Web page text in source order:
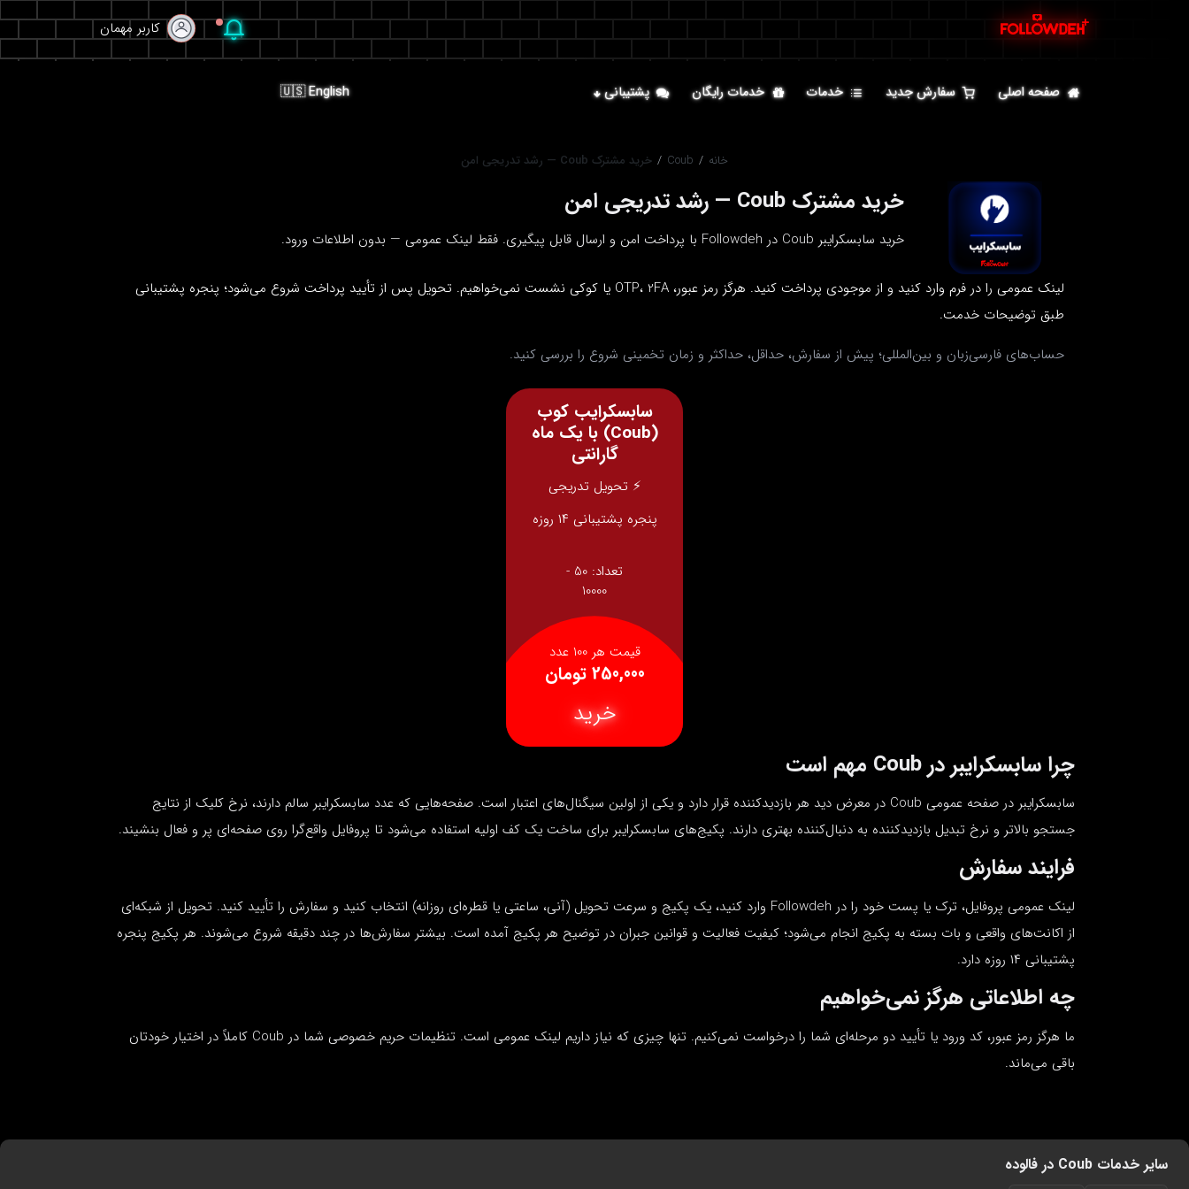
کاربر مهمان
صفحه اصلی سفارش جدید خدمات خدمات رایگان پشتیبانی 🇺🇸 English
کاربر مهمان
خانه /
Coub
/ خرید مشترک Coub — رشد تدریجی امن
خرید مشترک Coub — رشد تدریجی امن
خرید سابسکرایبر Coub در Followdeh با پرداخت امن و ارسال قابل پیگیری. فقط لینک عمومی — بدون اطلاعات ورود.
لینک عمومی را در فرم وارد کنید و از موجودی پرداخت کنید. هرگز رمز عبور، OTP، 2FA یا کوکی نشست نمی‌خواهیم. تحویل پس از تأیید پرداخت شروع می‌شود؛ پنجره پشتیبانی
طبق توضیحات خدمت.
حساب‌های فارسی‌زبان و بین‌المللی؛ پیش از سفارش، حداقل، حداکثر و زمان تخمینی شروع را بررسی کنید.
سابسکرایب کوب
(Coub) با یک ماه
گارانتی
⚡ تحویل تدریجی
پنجره پشتیبانی ۱۴ روزه
تعداد:
50 -
10000
قیمت هر 100 عدد
250,000 تومان
خرید
چرا سابسکرایبر در Coub مهم است
سابسکرایبر در صفحه عمومی Coub در معرض دید هر بازدیدکننده قرار دارد و یکی از اولین سیگنال‌های اعتبار است. صفحه‌هایی که عدد سابسکرایبر سالم دارند، نرخ کلیک از نتایج
جستجو بالاتر و نرخ تبدیل بازدیدکننده به دنبال‌کننده بهتری دارند. پکیج‌های سابسکرایبر برای ساخت یک کف اولیه استفاده می‌شود تا پروفایل واقع‌گرا روی صفحه‌ای پر و فعال بنشیند.
فرایند سفارش
لینک عمومی پروفایل، ترک یا پست خود را در Followdeh وارد کنید، یک پکیج و سرعت تحویل (آنی، ساعتی یا قطره‌ای روزانه) انتخاب کنید و سفارش را تأیید کنید. تحویل از شبکه‌ای
از اکانت‌های واقعی و بات بسته به پکیج انجام می‌شود؛ کیفیت فعالیت و قوانین جبران در توضیح هر پکیج آمده است. بیشتر سفارش‌ها در چند دقیقه شروع می‌شوند. هر پکیج پنجره
پشتیبانی ۱۴ روزه دارد.
چه اطلاعاتی هرگز نمی‌خواهیم
ما هرگز رمز عبور، کد ورود یا تأیید دو مرحله‌ای شما را درخواست نمی‌کنیم. تنها چیزی که نیاز داریم لینک عمومی است. تنظیمات حریم خصوصی شما در Coub کاملاً در اختیار خودتان
باقی می‌ماند.
سایر خدمات Coub در فالوده